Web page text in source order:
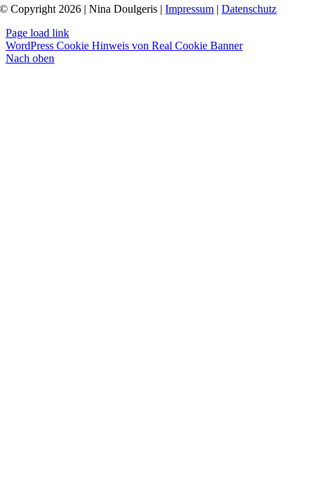
© Copyright 2026 | Nina Doulgeris |Impressum |Datenschutz
Page load link
WordPress Cookie Hinweis von Real Cookie Banner
Nach oben